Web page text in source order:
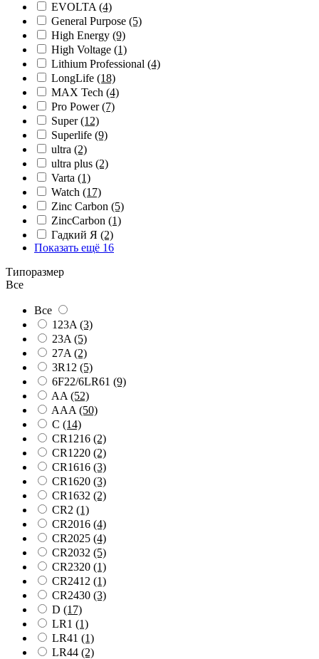
EVOLTA (4)
General Purpose (5)
High Energy (9)
High Voltage (1)
Lithium Professional (4)
LongLife (18)
MAX Tech (4)
Pro Power(7)
Super(12)
Superlife (9)
ultra (2)
ultra plus (2)
Varta (1)
Watch (17)
Zinc Carbon (5)
ZincCarbon (1)
Гадкий Я (2)
Показать ещё 16
Типоразмер
Все
Все
123A (3)
23A (5)
27A (2)
3R12 (5)
6F22/6LR61 (9)
AA (52)
AAA (50)
C (14)
CR1216 (2)
CR1220 (2)
CR1616 (3)
CR1620 (3)
CR1632 (2)
CR2 (1)
CR2016 (4)
CR2025 (4)
CR2032 (5)
CR2320 (1)
CR2412 (1)
CR2430 (3)
D (17)
LR1 (1)
LR41 (1)
LR44 (2)